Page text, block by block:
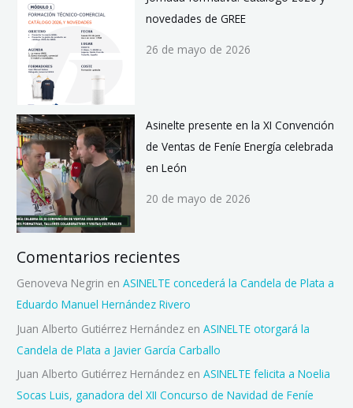
novedades de GREE
26 de mayo de 2026
Asinelte presente en la XI Convención
de Ventas de Feníe Energía celebrada
en León
20 de mayo de 2026
Comentarios recientes
Genoveva Negrin enASINELTE concederá la Candela de Plata a
Eduardo Manuel Hernández Rivero
Juan Alberto Gutiérrez Hernández enASINELTE otorgará la
Candela de Plata a Javier García Carballo
Juan Alberto Gutiérrez Hernández enASINELTE felicita a Noelia
Socas Luis, ganadora del XII Concurso de Navidad de Feníe